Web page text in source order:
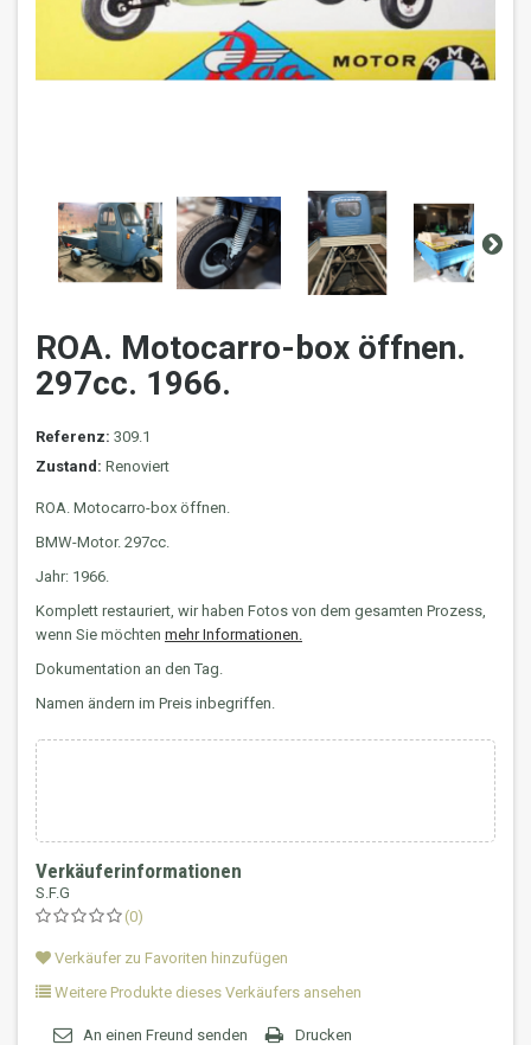
ROA. Motocarro-box öffnen.
297cc. 1966.
Referenz: 309.1
Zustand: Renoviert
ROA. Motocarro-box öffnen.
BMW-Motor. 297cc.
Jahr: 1966.
Komplett restauriert, wir haben Fotos von dem gesamten Prozess,
wenn Sie möchten mehr Informationen.
Dokumentation an den Tag.
Namen ändern im Preis inbegriffen.
Verkäuferinformationen
S.F.G
(0)
Verkäufer zu Favoriten hinzufügen
Weitere Produkte dieses Verkäufers ansehen
An einen Freund senden Drucken